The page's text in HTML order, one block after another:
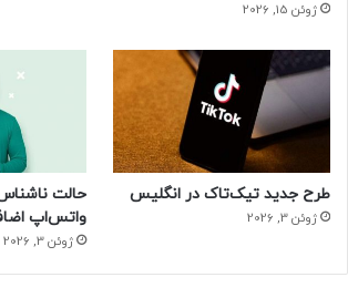
ژوئن 15, 2026
طرح جدید تیک‌تاک در انگلیس
ژوئن 3, 2026
واتس‌اپ
ژوئن 3, 2026